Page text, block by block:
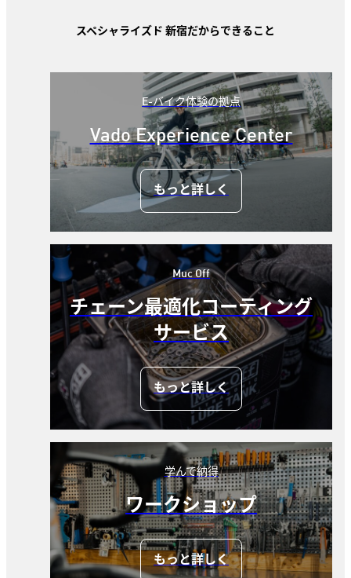
スペシャライズド 新宿だからできること
E-バイク体験の拠点
Vado Experience Center
もっと詳しく
Muc Off
チェーン最適化コーティング
サービス
もっと詳しく
学んで納得
ワークショップ
もっと詳しく